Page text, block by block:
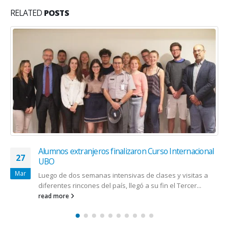
RELATED POSTS
27
Mar
Alumnos extranjeros finalizaron Curso Internacional
UBO
Luego de dos semanas intensivas de clases y visitas a
diferentes rincones del país, llegó a su fin el Tercer...
read more